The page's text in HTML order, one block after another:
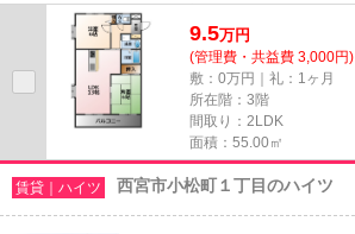
ね！2駅利用可能な利便性の高...
9.5万円
(管理費・共益費 3,000円)
敷：0万円｜礼：1ヶ月
所在階：3階
間取り：2LDK
面積：55.00㎡
賃貸｜ハイツ 西宮市小松町１丁目のハイツ